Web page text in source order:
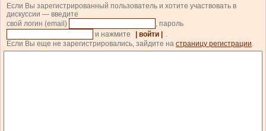
Если Вы зарегистрированный пользователь и хотите участвовать в
дискуссии — введите
свой логин (email)
, пароль
и нажмите
| войти |
.
Если Вы еще не зарегистрировались, зайдите на страницу регистрации.